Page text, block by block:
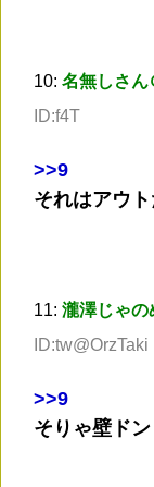
10: 名無しさん
ID:f4T
>>9
それはアウ
11: 瀧澤じゃの
ID:tw@OrzTaki
>>9
そりゃ壁ド